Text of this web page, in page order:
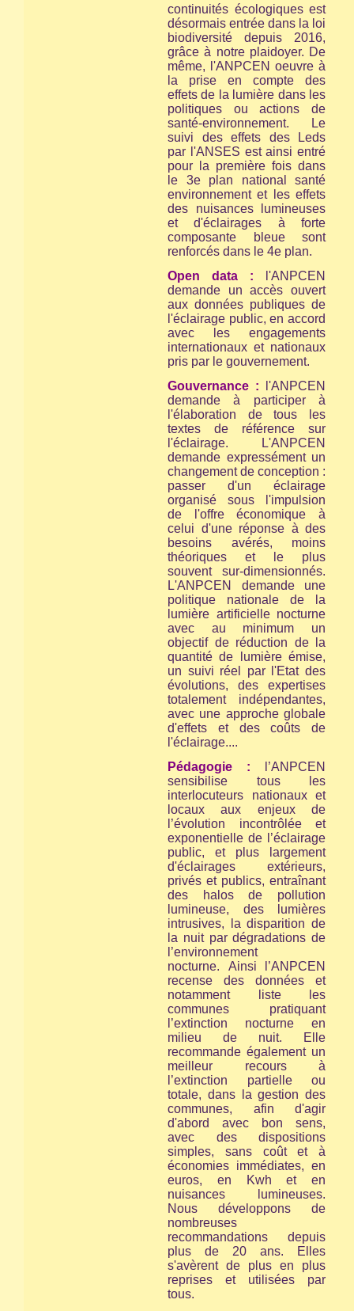
continuités écologiques est
désormais entrée dans la loi
biodiversité depuis 2016,
grâce à notre plaidoyer. De
même, l'ANPCEN oeuvre à
la prise en compte des
effets de la lumière dans les
politiques ou actions de
santé-environnement. Le
suivi des effets des Leds
par l'ANSES est ainsi entré
pour la première fois dans
le 3e plan national santé
environnement et les effets
des nuisances lumineuses
et d'éclairages à forte
composante bleue sont
renforcés dans le 4e plan.
Open data : l'ANPCEN
demande un accès ouvert
aux données publiques de
l'éclairage public, en accord
avec les engagements
internationaux et nationaux
pris par le gouvernement.
Gouvernance :
l'ANPCEN
demande à participer à
l'élaboration de tous les
textes de référence sur
l'éclairage. L'ANPCEN
demande expressément un
changement de conception :
passer d'un éclairage
organisé sous l'impulsion
de l'offre économique à
celui d'une réponse à des
besoins avérés, moins
théoriques et le plus
souvent sur-dimensionnés.
L'ANPCEN demande une
politique nationale de la
lumière artificielle nocturne
avec au minimum un
objectif de réduction de la
quantité de lumière émise,
un suivi réel par l'Etat des
évolutions, des expertises
totalement indépendantes,
avec une approche globale
d'effets et des coûts de
l'éclairage....
Pédagogie :
l’ANPCEN
sensibilise tous les
interlocuteurs nationaux et
locaux aux enjeux de
l’évolution incontrôlée et
exponentielle de l’éclairage
public, et plus largement
d'éclairages extérieurs,
privés et publics, entraînant
des halos de pollution
lumineuse, des lumières
intrusives, la disparition de
la nuit par dégradations de
l’environnement
nocturne. Ainsi l’ANPCEN
recense des données et
notamment liste les
communes pratiquant
l’extinction nocturne en
milieu de nuit. Elle
recommande également un
meilleur recours à
l’extinction partielle ou
totale, dans la gestion des
communes, afin d'agir
d'abord avec bon sens,
avec des dispositions
simples, sans coût et à
économies immédiates, en
euros, en Kwh et en
nuisances lumineuses.
Nous développons de
nombreuses
recommandations depuis
plus de 20 ans. Elles
s'avèrent de plus en plus
reprises et utilisées par
tous.